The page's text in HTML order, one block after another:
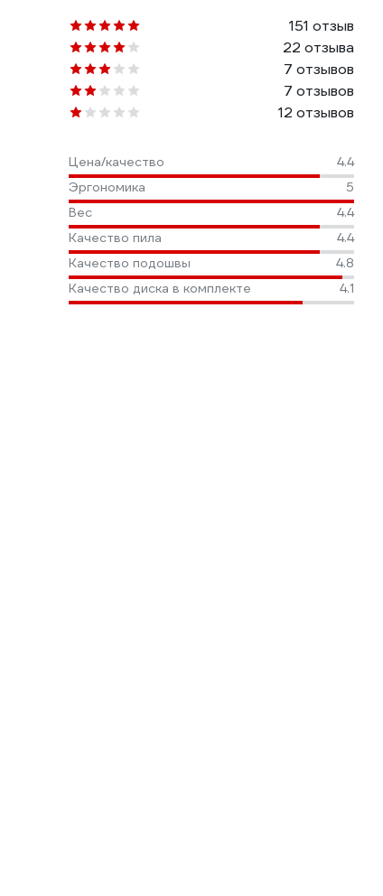
151 отзыв
22 отзыва
7 отзывов
7 отзывов
12 отзывов
Цена/качество
4.4
Эргономика
5
Вес
4.4
Качество пила
4.4
Качество подошвы
4.8
Качество диска в комплекте
4.1